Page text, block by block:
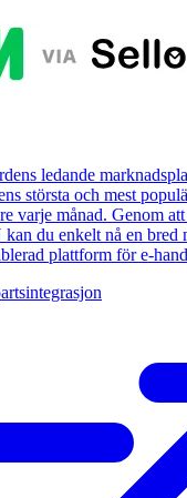
ledande
största och mest
varje månad. Genom
du enkelt nå en bred
plattform för e-